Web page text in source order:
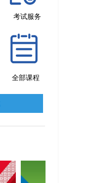
全部课程
考试服务